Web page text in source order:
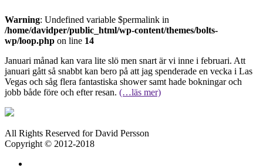
Warning: Undefined variable $permalink in
/home/davidper/public_html/wp-content/themes/bolts-
wp/loop.php on line 14
Januari månad kan vara lite slö men snart är vi inne i februari. Att
januari gått så snabbt kan bero på att jag spenderade en vecka i Las
Vegas och såg flera fantastiska shower samt hade bokningar och
jobb både före och efter resan. (…läs mer)
All Rights Reserved for David Persson
Copyright © 2012-2018